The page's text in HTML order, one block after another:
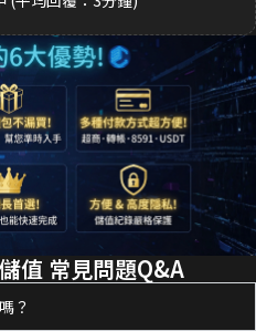
值 常見問題Q&A
？